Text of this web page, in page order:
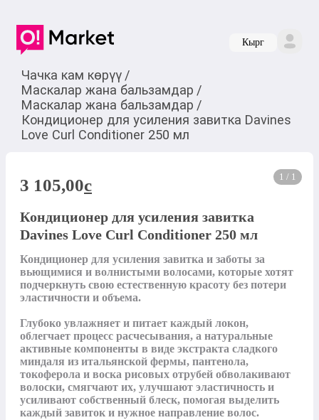
Кырг
Чачка кам көрүү /
Маскалар жана бальзамдар /
Маскалар жана бальзамдар /
Кондиционер для усиления завитка Davines
Love Curl Conditioner 250 мл
1 / 1
3 105,00c
Кондиционер для усиления завитка
Davines Love Curl Conditioner 250 мл
Кондиционер для усиления завитка и заботы за
вьющимися и волнистыми волосами, которые хотят
подчеркнуть свою естественную красоту без потери
эластичности и объема.
Глубоко увлажняет и питает каждый локон,
облегчает процесс расчесывания, а натуральные
активные компоненты в виде экстракта сладкого
миндаля из итальянской фермы, пантенола,
токоферола и воска рисовых отрубей обволакивают
волоски, смягчают их, улучшают эластичность и
усиливают собственный блеск, помогая выделить
каждый завиток и нужное направление волос.